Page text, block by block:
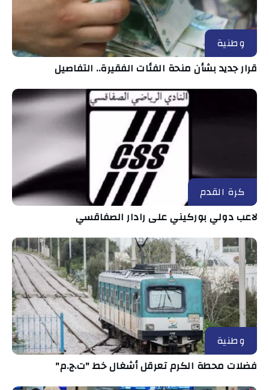
وطنية
قرار جديد بشأن منحة الفئات الفقيرة.. التفاصيل
كرة القدم
لاعب دولي بوركيني على رادار الصفاقسي
وطنية
فضلات محطة الكرم تعرقل أشغال خط "ت.ج.م"